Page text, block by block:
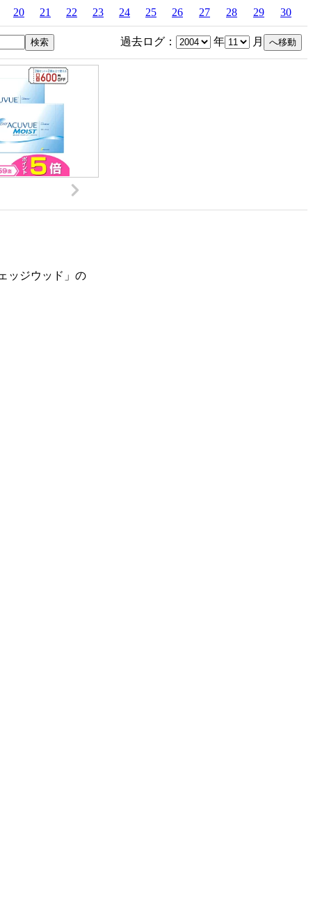
20 21 22 23 24 25 26 27 28 29 30
過去ログ： 年 月
ッジウッド」の